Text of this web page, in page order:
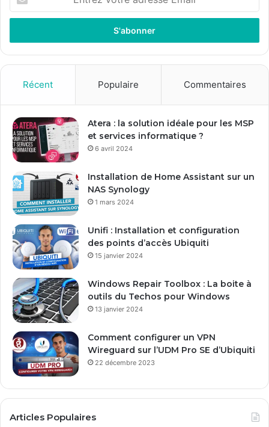
t
e
z
r
e
a
d
s
e
m
a
Récent Populaire Commentaires
Atera : la solution idéale pour les MSP
et services informatique ?
6 avril 2024
Installation de Home Assistant sur un
NAS Synology
1 mars 2024
Unifi : Installation et configuration
des points d’accès Ubiquiti
15 janvier 2024
Windows Repair Toolbox : La boite à
outils du Techos pour Windows
13 janvier 2024
Comment configurer un VPN
Wireguard sur l’UDM Pro SE d’Ubiquiti
22 décembre 2023
Articles Populaires